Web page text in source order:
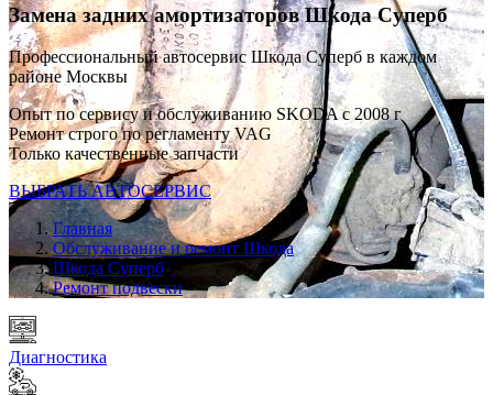
Замена задних амортизаторовШкода Суперб
Профессиональный автосервис Шкода Суперб в каждом
районе Москвы
Опыт по сервису и обслуживанию SKODA с 2008 г
Ремонт строго по регламенту VAG
Только качественные запчасти
ВЫБРАТЬ АВТОСЕРВИС
Главная
Обслуживание и ремонт Шкода
Шкода Суперб
Ремонт подвески
Диагностика